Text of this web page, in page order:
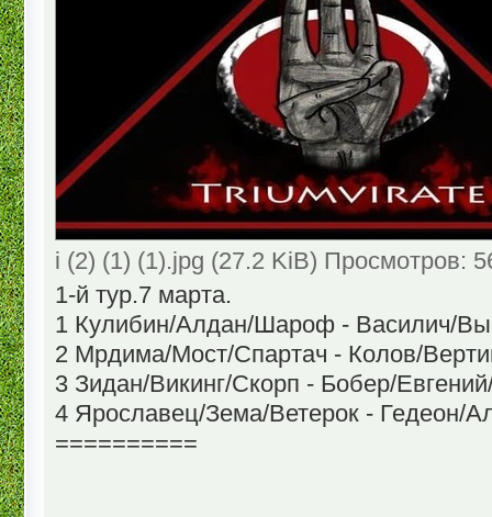
i (2) (1) (1).jpg (27.2 KiB) Просмотров:
1-й тур.7 марта.
1 Кулибин/Алдан/Шароф - Василич/
2 Мрдима/Мост/Спартач - Колов/
3 Зидан/Викинг/Скорп - Бобер/
4 Ярославец/Зема/Ветерок - Гедеон/
==========